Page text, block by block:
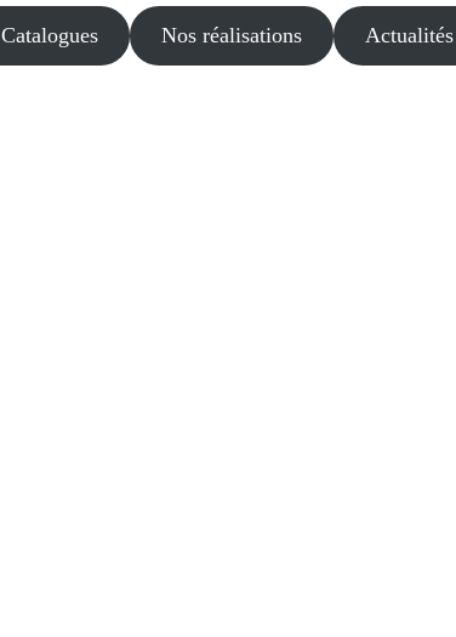
Catalogues Nos réalisations Actualités